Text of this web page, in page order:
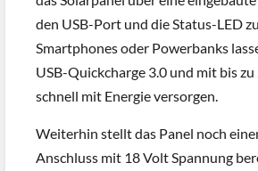
den USB-Port und die Status-LED
Smartphones oder Powerbanks
USB-Quickcharge 3.0 und mit bis
schnell mit Energie versorgen.
Weiterhin stellt das Panel noch
Anschluss mit 18 Volt Spannung